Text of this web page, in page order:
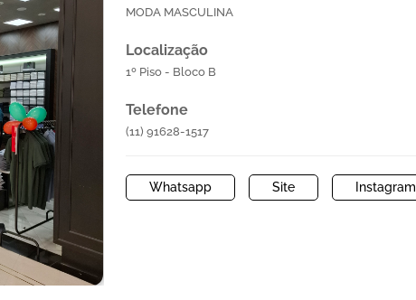
MODA MASCULINA
Localização
1º Piso - Bloco B
Telefone
(11) 91628-1517
Whatsapp Site Instagram